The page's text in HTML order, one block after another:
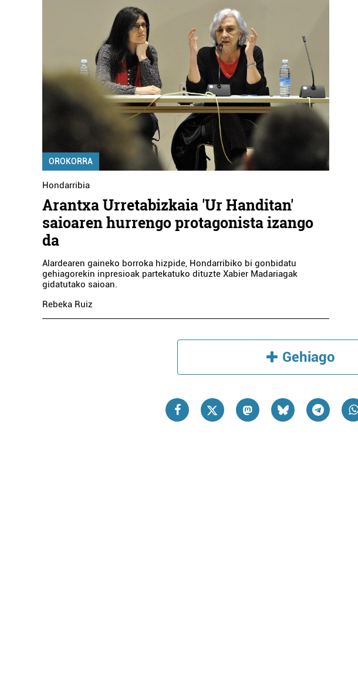
OROKORRA
Hondarribia
Arantxa Urretabizkaia 'Ur Handitan'
saioaren hurrengo protagonista izango
da
Alardearen gaineko borroka hizpide, Hondarribiko bi gonbidatu
gehiagorekin inpresioak partekatuko dituzte Xabier Madariagak
gidatutako saioan.
Rebeka Ruiz
Gehiago